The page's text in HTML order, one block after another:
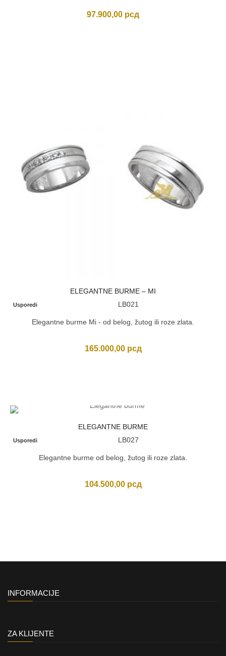
97.900,00 рсд
ELEGANTNE BURME – MI
Usporedi LB021
Elegantne burme Mi - od belog, žutog ili roze zlata.
165.000,00 рсд
ELEGANTNE BURME
Usporedi LB027
Elegantne burme od belog, žutog ili roze zlata.
104.500,00 рсд
INFORMACIJE
ZA KLIJENTE